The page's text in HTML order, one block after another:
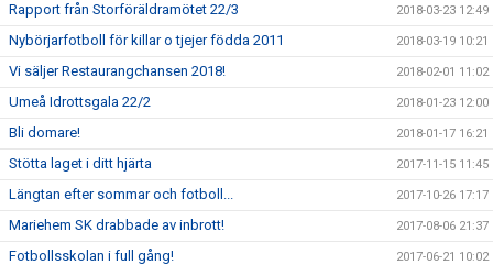
Rapport från Storföräldramötet 22/3 2018-03-23 12:49
Nybörjarfotboll för killar o tjejer födda 2011 2018-03-19 10:21
Vi säljer Restaurangchansen 2018! 2018-02-01 11:02
Umeå Idrottsgala 22/2 2018-01-23 12:00
Bli domare! 2018-01-17 16:21
Stötta laget i ditt hjärta 2017-11-15 11:45
Längtan efter sommar och fotboll... 2017-10-26 17:17
Mariehem SK drabbade av inbrott! 2017-08-06 21:37
Fotbollsskolan i full gång! 2017-06-21 10:02